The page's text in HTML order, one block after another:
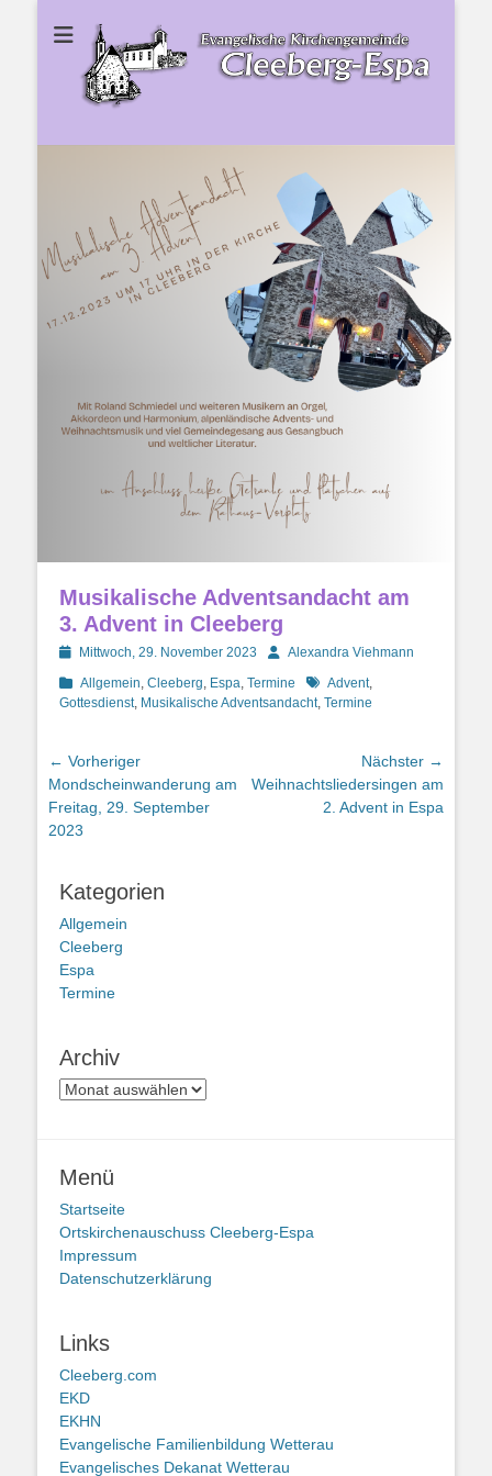
Ev.
Kirchengemeinde
Ev. Kirchengemeinde Cleeberg-Espa
Musikalische Adventsandacht am
3. Advent in Cleeberg
PostedMittwoch, 29. November 2023 AutorAlexandra Viehmann
Kategorien
Allgemein, Cleeberg, Espa, Termine Schlagworte
Advent,
Gottesdienst, Musikalische Adventsandacht, Termine
Beitragsnavigation
← Vorheriger
Vorheriger
Beitrag:
Mondscheinwanderung am
Freitag, 29. September
2023
Nächster →
Nächster
Weihnachtsliedersingen am
2. Advent in Espa
Kategorien
Allgemein
Cleeberg
Espa
Termine
Archiv
Archiv
Menü
Startseite
Ortskirchenauschuss Cleeberg-Espa
Impressum
Datenschutzerklärung
Links
Cleeberg.com
EKD
EKHN
Evangelische Familienbildung Wetterau
Evangelisches Dekanat Wetterau